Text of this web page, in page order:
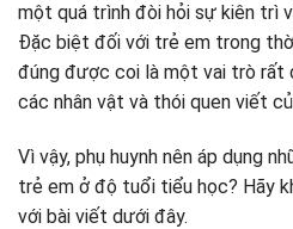
Nhóm 1:
Nhóm 2:
Nhóm 3:
Mẹo để giúp trẻ học viết
Xây dựng sự tự hiểu và tập
Chơi và học
Luôn khuyến khích và khuyến
một quá trình đòi hỏi sự kiên trì
Đặc biệt đối với trẻ em trong
đúng được coi là một vai trò rất
các nhân vật và thói quen viết
Vì vậy, phụ huynh nên áp dụng
trẻ em ở độ tuổi tiểu học? Hãy
với bài viết dưới đây.